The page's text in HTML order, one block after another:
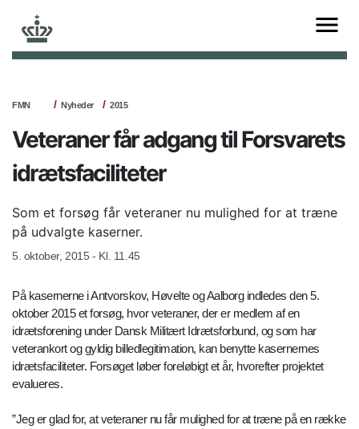
FMN Nyheder 2015
Veteraner får adgang til Forsvarets
idrætsfaciliteter
Som et forsøg får veteraner nu mulighed for at træne
på udvalgte kaserner.
5. oktober, 2015 - Kl. 11.45
På kasernerne i Antvorskov, Høvelte og Aalborg indledes den 5.
oktober 2015 et forsøg, hvor veteraner, der er medlem af en
idrætsforening under Dansk Militært Idrætsforbund, og som har
veterankort og gyldig billedlegitimation, kan benytte kasernernes
idrætsfaciliteter. Forsøget løber foreløbigt et år, hvorefter projektet
evalueres.
”Jeg er glad for, at veteraner nu får mulighed for at træne på en række